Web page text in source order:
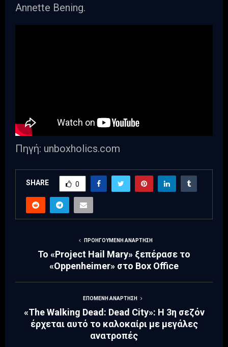
Annette Bening.
Πηγή: unboxholics.com
SHARE 0
ΠΡΟΗΓΟΎΜΕΝΗ ΑΝΆΡΤΗΣΗ
Το «Project Hail Mary» ξεπέρασε το
«Oppenheimer» στο Box Office
ΕΠΌΜΕΝΗ ΑΝΆΡΤΗΣΗ
«The Walking Dead: Dead City»: Η 3η σεζόν
έρχεται αυτό το καλοκαίρι με μεγάλες
ανατροπές